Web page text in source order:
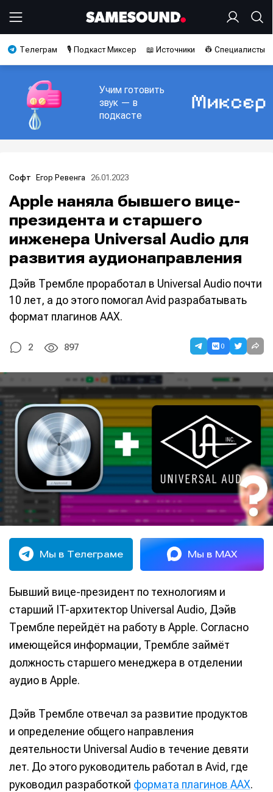
Телеграм 🎙️ Подкаст Миксер 📖 Источники 👷 Специалисты
Учим готовить
звук — в
подкасте
Софт Егор Ревенга 26.01.2023
Apple наняла бывшего вице-
президента и старшего
инженера Universal Audio для
развития аудионаправления
Дэйв Трембле проработал в Universal Audio почти
10 лет, а до этого помогал Avid разрабатывать
формат плагинов AAX.
2 897 0
Мы в Телеграме Мы в MAX
Бывший вице-президент по технологиям и
старший IT-архитектор Universal Audio, Дэйв
Трембле перейдёт на работу в Apple. Согласно
имеющейся информации, Трембле займёт
должность старшего менеджера в отделении
аудио в Apple.
Дэйв Трембле отвечал за развитие продуктов
и определение общего направления
деятельности Universal Audio в течение девяти
лет. До этого руководитель работал в Avid, где
руководил разработкой формата плагинов AAX.